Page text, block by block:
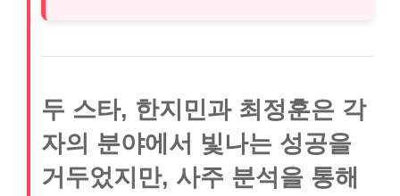
두 스타, 한지민과 최정훈은 각
자의 분야에서 빛나는 성공을
거두었지만, 사주 분석을 통해